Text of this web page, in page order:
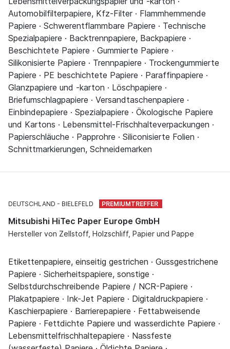
Automobilfilterpapiere, Kfz-Filter · Flammhemmende
Papiere · Schwerentflammbare Papiere · Technische
Spezialpapiere · Backtrennpapiere, Backpapiere ·
Beschichtete Papiere · Gummierte Papiere ·
Silikonisierte Papiere · Trennpapiere · Trockengummierte
Papiere · PE beschichtete Papiere · Paraffinpapiere ·
Glanzpapiere und -karton · Löschpapiere ·
Briefumschlagpapiere · Versandtaschenpapiere ·
Einbindepapiere · Spezialpapiere · Ökologische Papiere
und Kartons · Lebensmittel-Frischhalteverpackungen ·
Papierschläuche · Papprohre · Siliconisierte Folien ·
Schnittmarkierungen, Schneidemarken
DEUTSCHLAND BIELEFELD
Mitsubishi HiTec Paper Europe GmbH
Hersteller von Zellstoff, Holzschliff, Papier und Pappe
Etikettenpapiere, einseitig gestrichen · Gussgestrichene
Papiere · Sicherheitspapiere, sonstige ·
Selbstdurchschreibende Papiere / NCR-Papiere ·
Plakatpapiere · Ink-Jet Papiere · Digitaldruckpapiere ·
Kaschierpapiere · Barrierepapiere · Fettabweisende
Papiere · Fettdichte Papiere und wasserdichte Papiere ·
Lebensmittelfrischhaltepapiere · Nassfeste